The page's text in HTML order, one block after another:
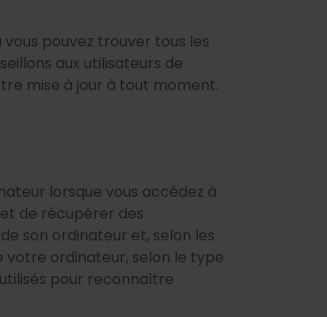
pouvez trouver tous les
aux utilisateurs de
mise à jour à tout moment.
lorsque vous accédez à
de récupérer des
son ordinateur et, selon les
votre ordinateur, selon le type
pour reconnaître